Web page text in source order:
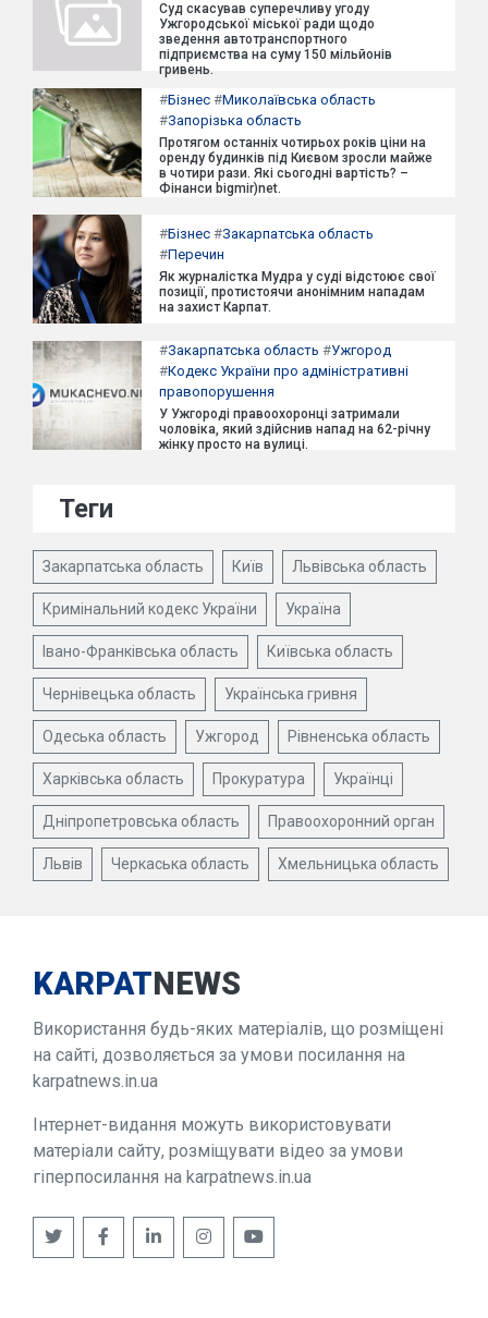
Суд скасував суперечливу угоду
Ужгородської міської ради щодо
зведення автотранспортного
підприємства на суму 150 мільйонів
гривень.
#Бізнес #Миколаївська область
#Запорізька область
Протягом останніх чотирьох років ціни на
оренду будинків під Києвом зросли майже
в чотири рази. Які сьогодні вартість? –
Фінанси bigmir)net.
#Бізнес #Закарпатська область
#Перечин
Як журналістка Мудра у суді відстоює свої
позиції, протистоячи анонімним нападам
на захист Карпат.
#Закарпатська область #Ужгород
#Кодекс України про адміністративні
правопорушення
У Ужгороді правоохоронці затримали
чоловіка, який здійснив напад на 62-річну
жінку просто на вулиці.
Теги
Закарпатська область Київ Львівська область
Кримінальний кодекс України Україна
Івано-Франківська область Київська область
Чернівецька область Українська гривня
Одеська область Ужгород Рівненська область
Харківська область Прокуратура Українці
Дніпропетровська область Правоохоронний орган
Львів Черкаська область Хмельницька область
KARPATNEWS
Використання будь-яких матеріалів, що розміщені
на сайті, дозволяється за умови посилання на
karpatnews.in.ua
Інтернет-видання можуть використовувати
матеріали сайту, розміщувати відео за умови
гіперпосилання на karpatnews.in.ua